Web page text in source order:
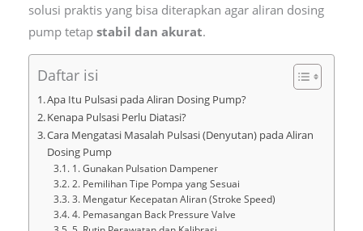
solusi praktis yang bisa diterapkan agar aliran dosing
pump tetap stabil dan akurat.
Daftar isi
Apa Itu Pulsasi pada Aliran Dosing Pump?
Kenapa Pulsasi Perlu Diatasi?
Cara Mengatasi Masalah Pulsasi (Denyutan) pada Aliran
Dosing Pump
1. Gunakan Pulsation Dampener
2. Pemilihan Tipe Pompa yang Sesuai
3. Mengatur Kecepatan Aliran (Stroke Speed)
4. Pemasangan Back Pressure Valve